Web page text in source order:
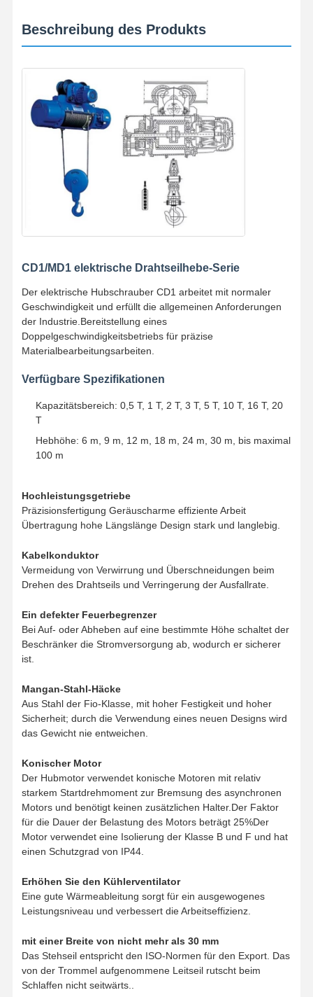
Fabrik Tour Qualitätskont
Kontakt
Alle Fälle
Plaudern Sie
Kranräder
Drahtseiltrommel
Krähenhaken
Endwagen
Kran-Flaschenzug
Zupacken
Kran
Ausrüstung des Motors und der Bremse
Transportausrüstung
Aufzugsgeräte
Zubehör für Krane
Beschreibung des Produkts
CD1/MD1 elektrische Drahtseilhebe-Serie
Der elektrische Hubschrauber CD1 arbeitet mit normaler
Geschwindigkeit und erfüllt die allgemeinen Anforderungen
der Industrie.Bereitstellung eines
Doppelgeschwindigkeitsbetriebs für präzise
Materialbearbeitungsarbeiten.
Verfügbare Spezifikationen
Kapazitätsbereich: 0,5 T, 1 T, 2 T, 3 T, 5 T, 10 T, 16 T, 20
T
Hebhöhe: 6 m, 9 m, 12 m, 18 m, 24 m, 30 m, bis maximal
100 m
Hochleistungsgetriebe
Präzisionsfertigung Geräuscharme effiziente Arbeit
Übertragung hohe Längslänge Design stark und langlebig.
Kabelkonduktor
Vermeidung von Verwirrung und Überschneidungen beim
Drehen des Drahtseils und Verringerung der Ausfallrate.
Ein defekter Feuerbegrenzer
Bei Auf- oder Abheben auf eine bestimmte Höhe schaltet der
Beschränker die Stromversorgung ab, wodurch er sicherer
ist.
Mangan-Stahl-Häcke
Aus Stahl der Fio-Klasse, mit hoher Festigkeit und hoher
Sicherheit; durch die Verwendung eines neuen Designs wird
das Gewicht nie entweichen.
Konischer Motor
Der Hubmotor verwendet konische Motoren mit relativ
starkem Startdrehmoment zur Bremsung des asynchronen
Motors und benötigt keinen zusätzlichen Halter.Der Faktor
für die Dauer der Belastung des Motors beträgt 25%Der
Motor verwendet eine Isolierung der Klasse B und F und hat
einen Schutzgrad von IP44.
Erhöhen Sie den Kühlerventilator
Eine gute Wärmeableitung sorgt für ein ausgewogenes
Leistungsniveau und verbessert die Arbeitseffizienz.
mit einer Breite von nicht mehr als 30 mm
Das Stehseil entspricht den ISO-Normen für den Export. Das
von der Trommel aufgenommene Leitseil rutscht beim
Schlaffen nicht seitwärts..